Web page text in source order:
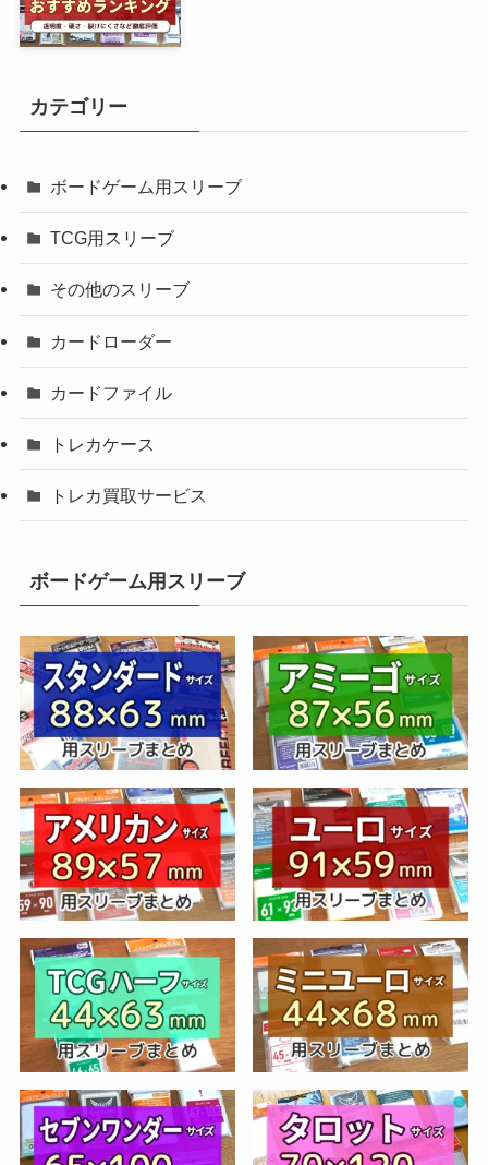
カテゴリー
ボードゲーム用スリーブ
TCG用スリーブ
その他のスリーブ
カードローダー
カードファイル
トレカケース
トレカ買取サービス
ボードゲーム用スリーブ